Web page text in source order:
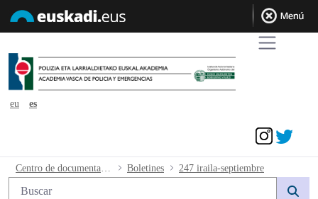
eu
es
247 iraila-septiembre - avpe
Boletines 247 iraila-septiembre
Búsqueda web